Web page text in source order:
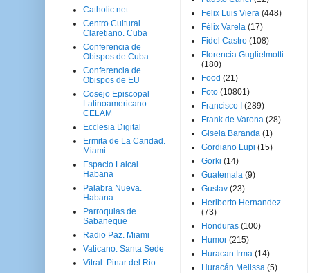
Catholic.net
Centro Cultural
Claretiano. Cuba
Conferencia de
Obispos de Cuba
Conferencia de
Obispos de EU
Cosejo Episcopal
Latinoamericano.
CELAM
Ecclesia Digital
Ermita de La Caridad.
Miami
Espacio Laical.
Habana
Palabra Nueva.
Habana
Parroquias de
Sabaneque
Radio Paz. Miami
Vaticano. Santa Sede
Vitral. Pinar del Rio
Felix Luis Viera (448)
Félix Varela (17)
Fidel Castro (108)
Florencia Guglielmotti
(180)
Food (21)
Foto (10801)
Francisco I
(289)
Frank de Varona (28)
Gisela Baranda (1)
Gordiano Lupi (15)
Gorki (14)
Guatemala (9)
Gustav (23)
Heriberto Hernandez
(73)
Honduras (100)
Humor (215)
Huracan Irma (14)
Huracán Melissa (5)